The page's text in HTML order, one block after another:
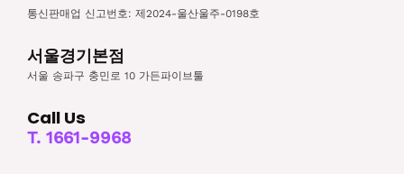
통신판매업 신고번호: 제2024-울산울주-0198호
서울경기본점
서울 송파구 충민로 10 가든파이브툴
Call Us
T. 1661-9968